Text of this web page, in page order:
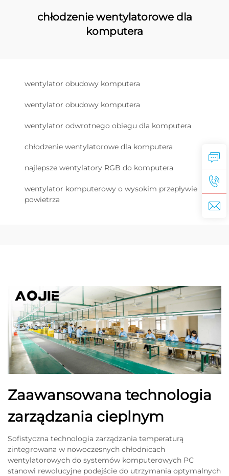
chłodzenie wentylatorowe dla
komputera
wentylator obudowy komputera
wentylator obudowy komputera
wentylator odwrotnego obiegu dla komputera
chłodzenie wentylatorowe dla komputera
najlepsze wentylatory RGB do komputera
wentylator komputerowy o wysokim przepływie
powietrza
Zaawansowana technologia
zarządzania cieplnym
Sofistyczna technologia zarządzania temperaturą
zintegrowana w nowoczesnych chłodnicach
wentylatorowych do systemów komputerowych PC
stanowi rewolucyjne podejście do utrzymania optymalnych